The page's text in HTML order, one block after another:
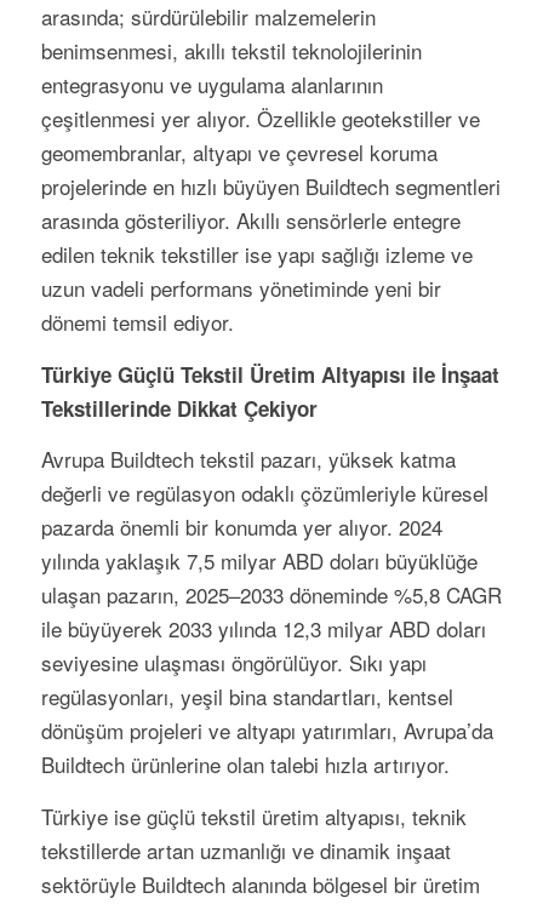
arasında; sürdürülebilir malzemelerin
benimsenmesi, akıllı tekstil teknolojilerinin
entegrasyonu ve uygulama alanlarının
çeşitlenmesi yer alıyor. Özellikle geotekstiller ve
geomembranlar, altyapı ve çevresel koruma
projelerinde en hızlı büyüyen Buildtech segmentleri
arasında gösteriliyor. Akıllı sensörlerle entegre
edilen teknik tekstiller ise yapı sağlığı izleme ve
uzun vadeli performans yönetiminde yeni bir
dönemi temsil ediyor.
Türkiye Güçlü Tekstil Üretim Altyapısı ile İnşaat
Tekstillerinde Dikkat Çekiyor
Avrupa Buildtech tekstil pazarı, yüksek katma
değerli ve regülasyon odaklı çözümleriyle küresel
pazarda önemli bir konumda yer alıyor. 2024
yılında yaklaşık 7,5 milyar ABD doları büyüklüğe
ulaşan pazarın, 2025–2033 döneminde %5,8 CAGR
ile büyüyerek 2033 yılında 12,3 milyar ABD doları
seviyesine ulaşması öngörülüyor. Sıkı yapı
regülasyonları, yeşil bina standartları, kentsel
dönüşüm projeleri ve altyapı yatırımları, Avrupa’da
Buildtech ürünlerine olan talebi hızla artırıyor.
Türkiye ise güçlü tekstil üretim altyapısı, teknik
tekstillerde artan uzmanlığı ve dinamik inşaat
sektörüyle Buildtech alanında bölgesel bir üretim